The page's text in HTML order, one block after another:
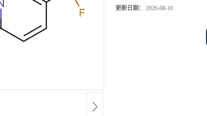
更新日期： 2026-08-10